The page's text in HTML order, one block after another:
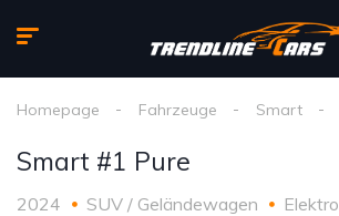
Homepage Fahrzeuge Smart
Smart #1 Pure
2024 SUV / Geländewagen Elektro